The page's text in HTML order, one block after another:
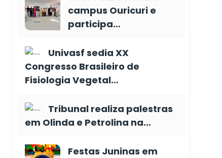
campus Ouricuri e
participa…
Univasf sedia XX
Congresso Brasileiro de
Fisiologia Vegetal…
Tribunal realiza palestras
em Olinda e Petrolina na…
Festas Juninas em